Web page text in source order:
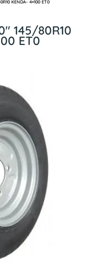
145/80R10
ET0
KENDA- 4×100 ET0